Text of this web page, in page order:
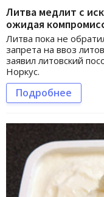
Литва медлит с
ожидая
Литва пока не
запрета на ввоз
заявил литовский
Норкус.
Подробнее